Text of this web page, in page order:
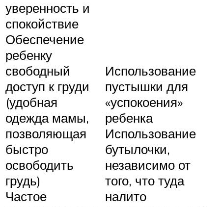
уверенность и
спокойствие
Обеспечение
ребенку
свободный
доступ к груди
(удобная
одежда мамы,
позволяющая
быстро
освободить
грудь)
Частое
Использование
пустышки для
«успокоения»
ребенка
Использование
бутылочки,
независимо от
того, что туда
налито